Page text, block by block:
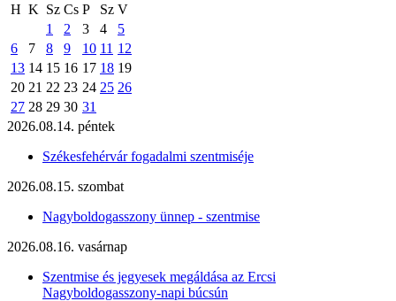
H K Sz Cs P Sz V
1
2 3 4
5
6
7 8 9 10 11 12
13 14 15 16 17 18 19
20 21 22 23 24 25 26
27 28 29 30 31
2026.08.14. péntek
Székesfehérvár fogadalmi szentmiséje
2026.08.15. szombat
Nagyboldogasszony ünnep - szentmise
2026.08.16. vasárnap
Szentmise és jegyesek megáldása az Ercsi
Nagyboldogasszony-napi búcsún